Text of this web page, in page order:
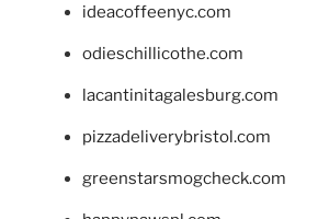
ideacoffeenyc.com
odieschillicothe.com
lacantinitagalesburg.com
pizzadeliverybristol.com
greenstarsmogcheck.com